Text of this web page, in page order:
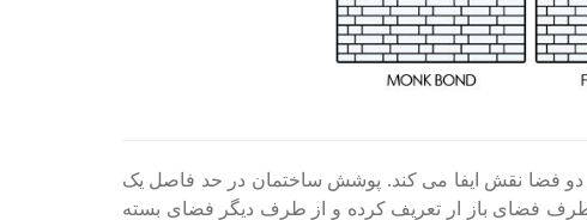
فضا نقش ایفا می کند. پوشش ساختمان در حد فاصل یک
طرف فضای باز ار تعریف کرده و از طرف دیگر فضای بسته